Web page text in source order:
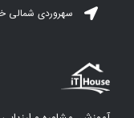
سهروردی شمالی